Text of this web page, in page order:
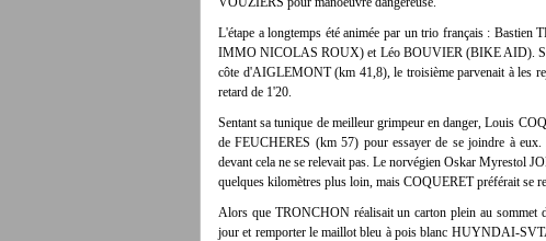
L'étape a longtemps été animée par un trio français :
IMMO NICOLAS ROUX) et Léo BOUVIER (BIKE AID). Si
côte d'AIGLEMONT (km 41,8), le troisième parvenait à les
retard de 1'20.
Sentant sa tunique de meilleur grimpeur en danger, Louis
de FEUCHERES (km 57) pour essayer de se joindre à
devant cela ne se relevait pas. Le norvégien Oskar
quelques kilomètres plus loin, mais COQUERET préférait se
Alors que TRONCHON réalisait un carton plein au sommet
jour et remporter le maillot bleu à pois blanc HUYNDAI-